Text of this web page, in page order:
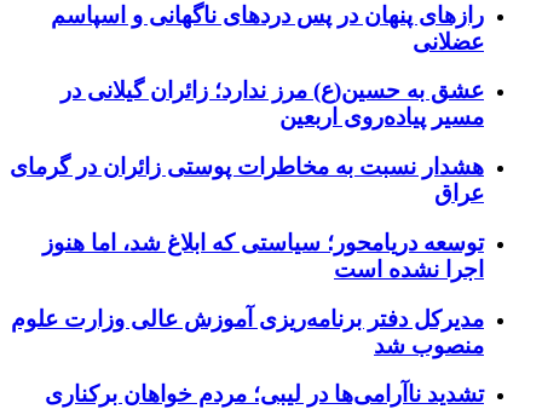
رازهای پنهان در پس دردهای ناگهانی و اسپاسم
عضلانی
عشق به حسین(ع) مرز ندارد؛ زائران گیلانی در
مسیر پیاده‌روی اربعین
هشدار نسبت به مخاطرات پوستی زائران در گرمای
عراق
توسعه دریامحور؛ سیاستی که ابلاغ شد، اما هنوز
اجرا نشده است
مدیرکل دفتر برنامه‌ریزی آموزش عالی وزارت علوم
منصوب شد
تشدید ناآرامی‌ها در لیبی؛ مردم خواهان برکناری